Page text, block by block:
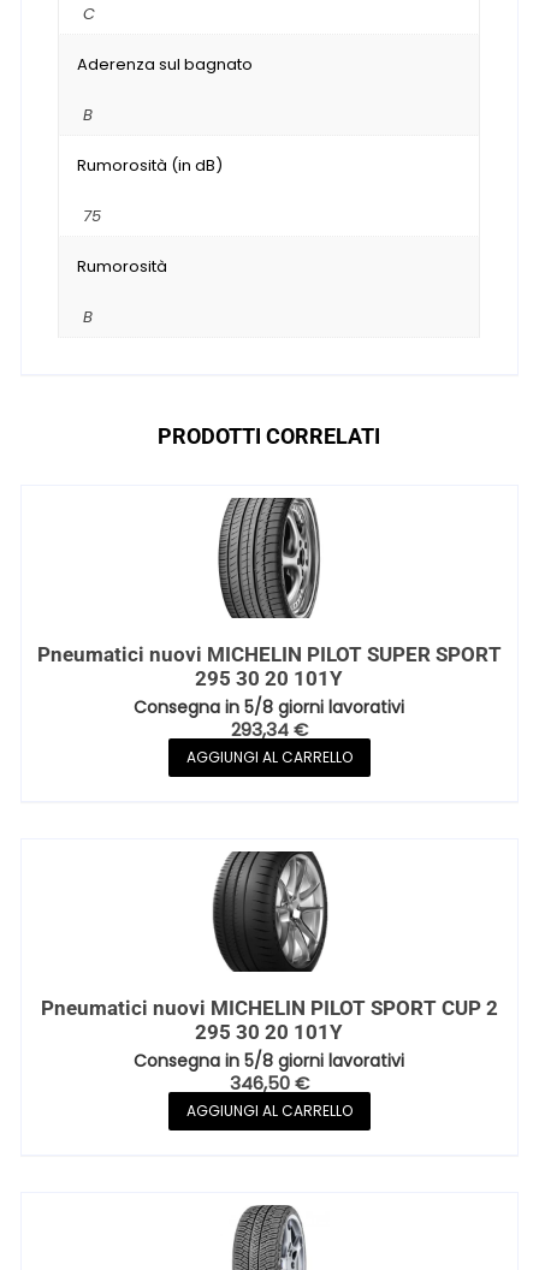
C
Aderenza sul bagnato
B
Rumorosità (in dB)
75
Rumorosità
B
PRODOTTI CORRELATI
Pneumatici nuovi MICHELIN PILOT SUPER SPORT
295 30 20 101Y
Consegna in 5/8 giorni lavorativi
293,34€
AGGIUNGI AL CARRELLO
Pneumatici nuovi MICHELIN PILOT SPORT CUP 2
295 30 20 101Y
Consegna in 5/8 giorni lavorativi
346,50€
AGGIUNGI AL CARRELLO